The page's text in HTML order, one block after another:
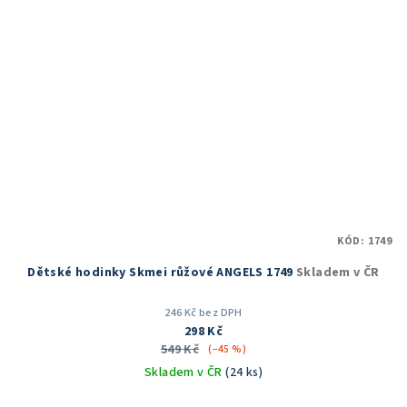
Dětské hodinky Skmei růžové ANGELS 1749 Skladem v ČR
246 Kč bez DPH
298 Kč
549 Kč (–45 %)
Skladem v ČR(24 ks)
KÓD: 1749